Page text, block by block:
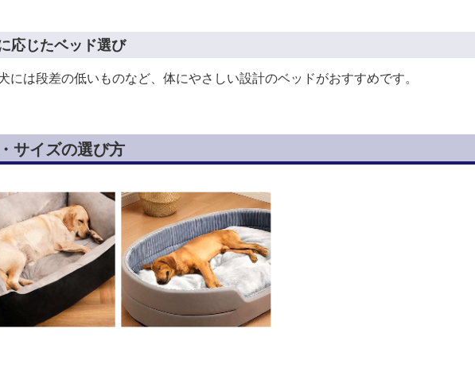
応じたベッド選び
には段差の低いものなど、体にやさしい設計のベッドがおすすめです。
サイズの選び方